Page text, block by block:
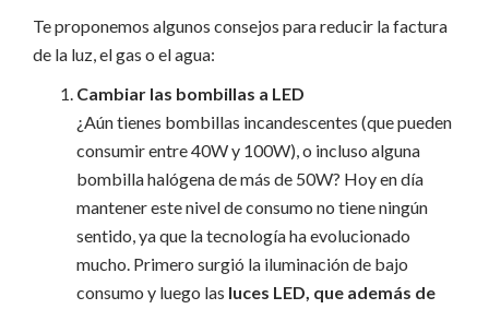
Te proponemos algunos consejos para reducir la factura
de la luz, el gas o el agua:
Cambiar las bombillas a LED
¿Aún tienes bombillas incandescentes (que pueden
consumir entre 40W y 100W), o incluso alguna
bombilla halógena de más de 50W? Hoy en día
mantener este nivel de consumo no tiene ningún
sentido, ya que la tecnología ha evolucionado
mucho. Primero surgió la iluminación de bajo
consumo y luego las luces LED, que además de